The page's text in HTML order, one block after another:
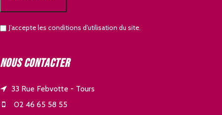
J’accepte les conditions d’utilisation du site.
Nous contacter
33 Rue Febvotte - Tours
02 46 65 58 55